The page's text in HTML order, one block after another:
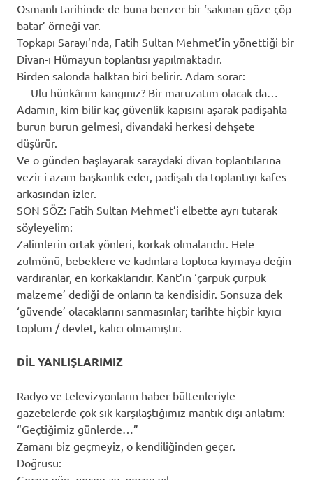
Osmanlı tarihinde de buna benzer bir ‘sakınan göze çöp
batar’ örneği var.
Topkapı Sarayı’nda, Fatih Sultan Mehmet’in yönettiği bir
Divan-ı Hümayun toplantısı yapılmaktadır.
Birden salonda halktan biri belirir. Adam sorar:
— Ulu hünkârım kangınız? Bir maruzatım olacak da…
Adamın, kim bilir kaç güvenlik kapısını aşarak padişahla
burun burun gelmesi, divandaki herkesi dehşete
düşürür.
Ve o günden başlayarak saraydaki divan toplantılarına
vezir-i azam başkanlık eder, padişah da toplantıyı kafes
arkasından izler.
SON SÖZ: Fatih Sultan Mehmet’i elbette ayrı tutarak
söyleyelim:
Zalimlerin ortak yönleri, korkak olmalarıdır. Hele
zulmünü, bebeklere ve kadınlara topluca kıymaya değin
vardıranlar, en korkaklarıdır. Kant’ın ‘çarpuk çurpuk
malzeme’ dediği de onların ta kendisidir. Sonsuza dek
‘güvende’ olacaklarını sanmasınlar; tarihte hiçbir kıyıcı
toplum / devlet, kalıcı olmamıştır.
DİL YANLIŞLARIMIZ
Radyo ve televizyonların haber bültenleriyle
gazetelerde çok sık karşılaştığımız mantık dışı anlatım:
“Geçtiğimiz günlerde…”
Zamanı biz geçmeyiz, o kendiliğinden geçer.
Doğrusu: